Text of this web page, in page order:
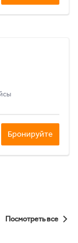
Бронируйте
Посмотреть все